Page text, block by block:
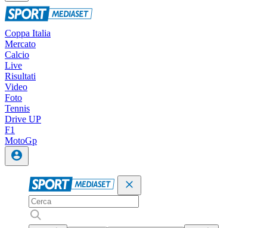
Coppa Italia
Mercato
Calcio
Live
Risultati
Video
Foto
Tennis
Drive UP
F1
MotoGp